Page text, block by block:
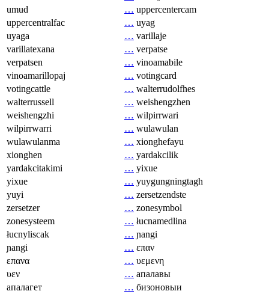
umud
… uppercentercam
uppercentralfac
… uyag
uyaga
… varillaje
varillatexana
… verpatse
verpatsen
… vinoamabile
vinoamarillopaj
… votingcard
votingcattle
… walterrudolfhes
walterrussell
… weishengzhen
weishengzhi
… wilpirrwari
wilpirrwarri
… wulawulan
wulawulanma
… xionghefayu
xionghen
… yardakcilik
yardakcitakimi
… yixue
yixue
… yuygungningtagh
yuyi
… zersetzendste
zersetzer
… zonesymbol
zonesysteem
… łucnamedlina
łucnyliscak
… ɲangi
ɲangi
… επαν
επανα
… υεμενη
υεν
… апалавы
апалагет
… бизоновыи